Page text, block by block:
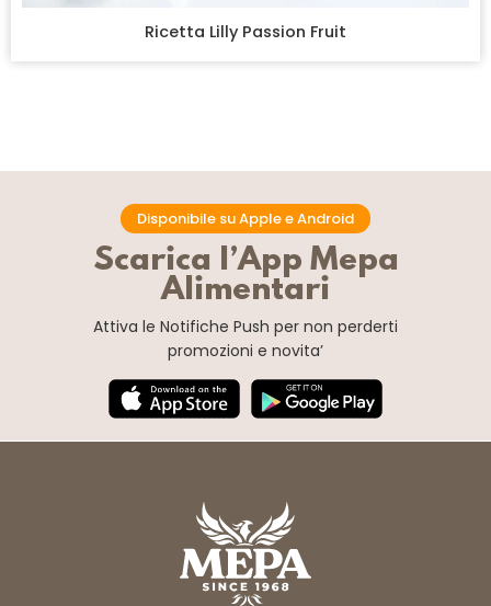
Ricetta Lilly Passion Fruit
Disponibile su Apple e Android
Scarica l’App Mepa
Alimentari
Attiva le Notifiche Push per non perderti
promozioni e novita’